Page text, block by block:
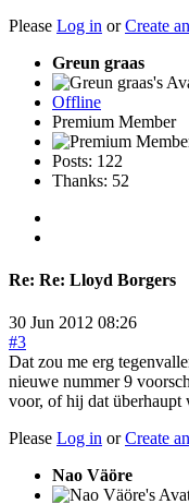
Please Log in orCreate
Greun graas
Offline
Premium Member
Posts: 122
Thanks: 52
Re: Re: Lloyd Borgers
30 Jun 2012 08:26
#3
Dat zou me erg
nieuwe nummer 9
voor, of hij dat
Please Log in orCreate
Nao Väöre